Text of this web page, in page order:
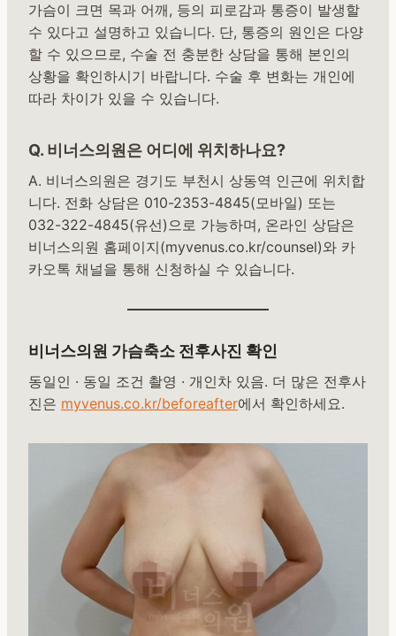
가슴이 크면 목과 어깨, 등의 피로감과 통증이 발생할
수 있다고 설명하고 있습니다. 단, 통증의 원인은 다양
할 수 있으므로, 수술 전 충분한 상담을 통해 본인의
상황을 확인하시기 바랍니다. 수술 후 변화는 개인에
따라 차이가 있을 수 있습니다.
Q. 비너스의원은 어디에 위치하나요?
A. 비너스의원은 경기도 부천시 상동역 인근에 위치합
니다. 전화 상담은 010-2353-4845(모바일) 또는
032-322-4845(유선)으로 가능하며, 온라인 상담은
비너스의원 홈페이지(myvenus.co.kr/counsel)와 카
카오톡 채널을 통해 신청하실 수 있습니다.
비너스의원 가슴축소 전후사진 확인
동일인 · 동일 조건 촬영 · 개인차 있음. 더 많은 전후사
진은 myvenus.co.kr/beforeafter에서 확인하세요.